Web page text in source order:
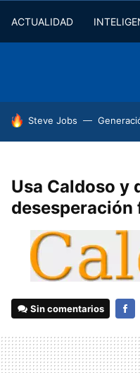
ACTUALIDAD
HOY SE HABLA DE
Steve Jobs
Usa Caldoso y
desesperación
Sin comentarios